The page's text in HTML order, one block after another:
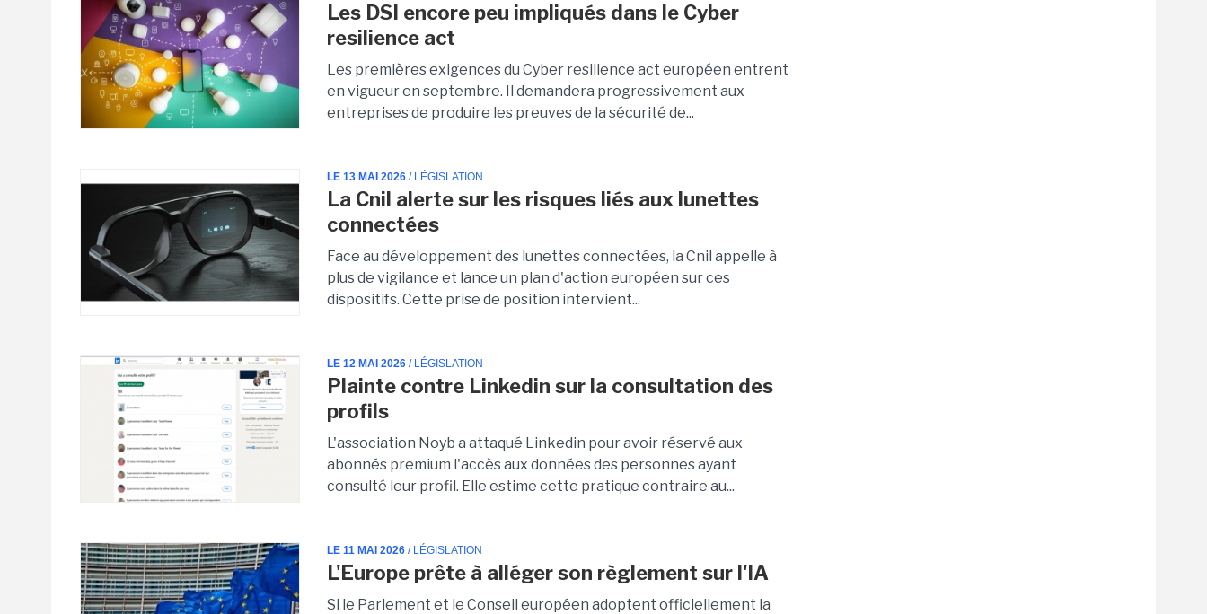
Les DSI encore peu impliqués dans le Cyber
resilience act
Les premières exigences du Cyber resilience act européen entrent
en vigueur en septembre. Il demandera progressivement aux
entreprises de produire les preuves de la sécurité de...
LE 13 MAI 2026 / LÉGISLATION
La Cnil alerte sur les risques liés aux lunettes
connectées
Face au développement des lunettes connectées, la Cnil appelle à
plus de vigilance et lance un plan d'action européen sur ces
dispositifs. Cette prise de position intervient...
LE 12 MAI 2026 / LÉGISLATION
Plainte contre Linkedin sur la consultation des
profils
L'association Noyb a attaqué Linkedin pour avoir réservé aux
abonnés premium l'accès aux données des personnes ayant
consulté leur profil. Elle estime cette pratique contraire au...
LE 11 MAI 2026 / LÉGISLATION
L'Europe prête à alléger son règlement sur l'IA
Si le Parlement et le Conseil européen adoptent officiellement la